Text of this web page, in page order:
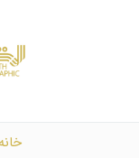
خانه